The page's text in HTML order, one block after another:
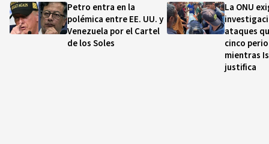
Petro entra en la
polémica entre EE. UU. y
Venezuela por el Cartel
de los Soles
La ONU
ataques
cinco
mientras
justifica